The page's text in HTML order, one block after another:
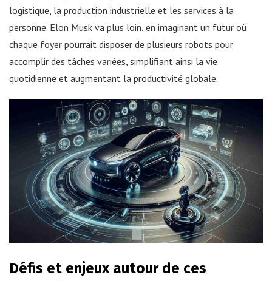
logistique, la production industrielle et les services à la
personne. Elon Musk va plus loin, en imaginant un futur où
chaque foyer pourrait disposer de plusieurs robots pour
accomplir des tâches variées, simplifiant ainsi la vie
quotidienne et augmentant la productivité globale.
Défis et enjeux autour de ces